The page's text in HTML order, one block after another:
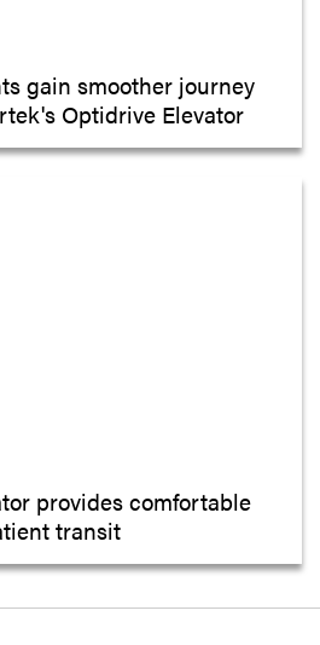
gain smoother journey
Optidrive Elevator
provides comfortable
transit